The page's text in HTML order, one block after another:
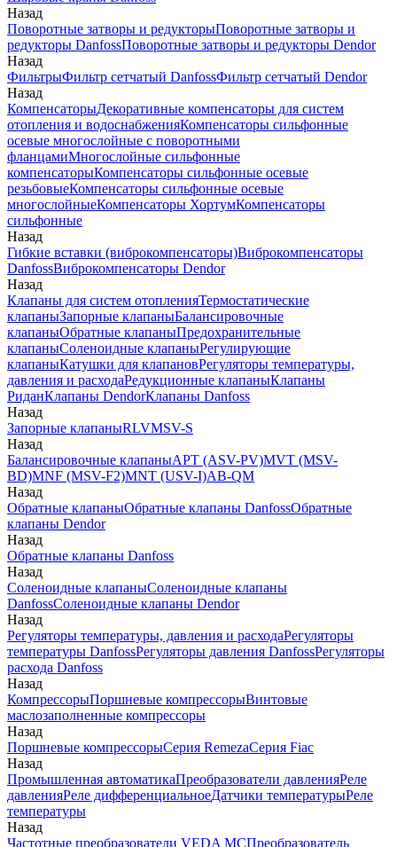
Назад
Поворотные затворы и редукторыПоворотные затворы и
редукторы DanfossПоворотные затворы и редукторы Dendor
Назад
ФильтрыФильтр сетчатый DanfossФильтр сетчатый Dendor
Назад
КомпенсаторыДекоративные компенсаторы для систем
отопления и водоснабженияКомпенсаторы сильфонные
осевые многослойные с поворотными
фланцамиМногослойные сильфонные
компенсаторыКомпенсаторы сильфонные осевые
резьбовыеКомпенсаторы сильфонные осевые
многослойныеКомпенсаторы ХортумКомпенсаторы
сильфонные
Назад
Гибкие вставки (виброкомпенсаторы)Виброкомпенсаторы
DanfossВиброкомпенсаторы Dendor
Назад
Клапаны для систем отопленияТермостатические
клапаныЗапорные клапаныБалансировочные
клапаныОбратные клапаныПредохранительные
клапаныСоленоидные клапаныРегулирующие
клапаныКатушки для клапановРегуляторы температуры,
давления и расходаРедукционные клапаныКлапаны
РиданКлапаны DendorКлапаны Danfoss
Назад
Запорные клапаныRLVMSV-S
Назад
Балансировочные клапаныAPT (ASV-PV)MVT (MSV-
BD)MNF (MSV-F2)MNT (USV-I)AB-QM
Назад
Обратные клапаныОбратные клапаны DanfossОбратные
клапаны Dendor
Назад
Обратные клапаны Danfoss
Назад
Соленоидные клапаныСоленоидные клапаны
DanfossСоленоидные клапаны Dendor
Назад
Регуляторы температуры, давления и расходаРегуляторы
температуры DanfossРегуляторы давления DanfossРегуляторы
расхода Danfoss
Назад
КомпрессорыПоршневые компрессорыВинтовые
маслозаполненные компрессоры
Назад
Поршневые компрессорыСерия RemezaСерия Fiac
Назад
Промышленная автоматикаПреобразователи давленияРеле
давленияРеле дифференциальноеДатчики температурыРеле
температуры
Назад
Частотные преобразователи VEDA MCПреобразователь